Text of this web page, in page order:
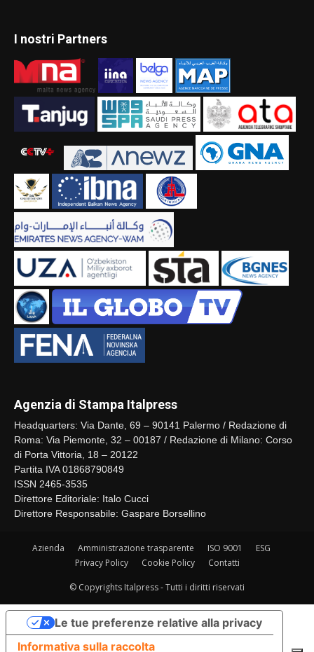
I nostri Partners
Agenzia di Stampa Italpress
Headquarters: Via Dante, 69 – 90141 Palermo / Redazione di
Roma: Via Piemonte, 32 – 00187 / Redazione di Milano: Corso
di Porta Vittoria, 18 – 20122
Partita IVA 01868790849
ISSN 2465-3535
Direttore Editoriale: Italo Cucci
Direttore Responsabile: Gaspare Borsellino
Azienda Amministrazione trasparente ISO 9001
ESG
Privacy Policy
Cookie Policy Contatti
© Copyrights Italpress - Tutti i diritti riservati
Informativa sulla raccolta
Le tue preferenze relative alla privacy